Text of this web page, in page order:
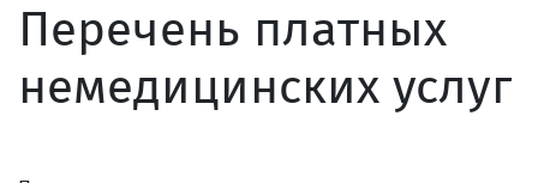
Перечень платных
немедицинских услуг